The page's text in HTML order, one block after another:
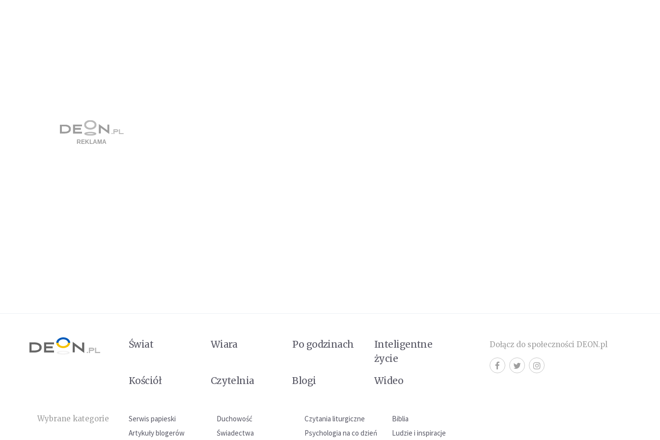
Świat Wiara Po godzinach
Inteligentne
życie
Kościół
Czytelnia Blogi Wideo
Wybrane kategorie Serwis papieski Duchowość Czytania liturgiczne
Biblia
Artykuły blogerów
Świadectwa Psychologia na co dzień Ludzie i inspiracje
Dołącz do społeczności DEON.pl